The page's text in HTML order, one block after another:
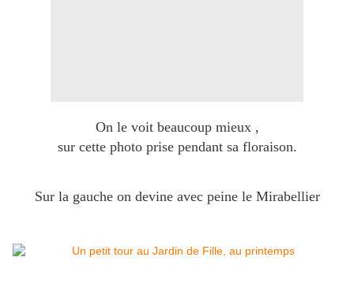
On le voit beaucoup mieux ,
sur cette photo prise pendant sa floraison.
Sur la gauche on devine avec peine le Mirabellier